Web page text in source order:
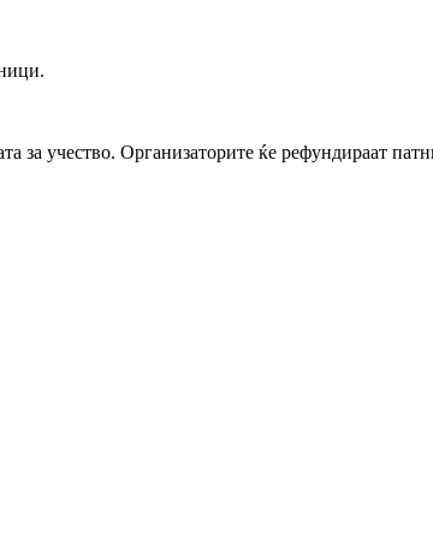
за учество. Организаторите ќе рефундираат